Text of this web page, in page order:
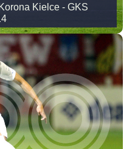
Kielce - GKS